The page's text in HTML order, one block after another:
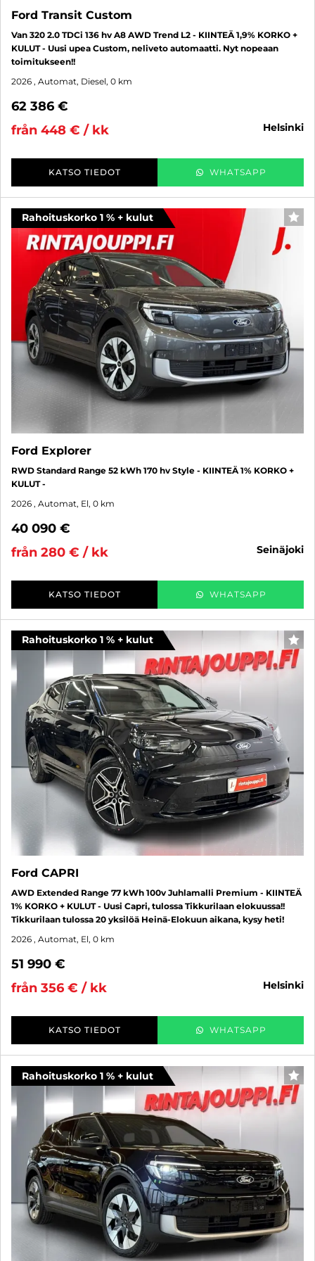
Ford Transit Custom
Van 320 2.0 TDCi 136 hv A8 AWD Trend L2 - KIINTEÄ 1,9% KORKO +
KULUT - Uusi upea Custom, neliveto automaatti. Nyt nopeaan
toimitukseen!!
2026 , Automat, Diesel, 0 km
62 386 €
från 448 € / kk
helsinki
KATSO TIEDOT WHATSAPP
Rahoituskorko 1 % + kulut
Ford Explorer
RWD Standard Range 52 kWh 170 hv Style - KIINTEÄ 1% KORKO +
KULUT -
2026 , Automat, El, 0 km
40 090 €
från 280 € / kk
seinäjoki
KATSO TIEDOT WHATSAPP
Rahoituskorko 1 % + kulut
Ford CAPRI
AWD Extended Range 77 kWh 100v Juhlamalli Premium - KIINTEÄ
1% KORKO + KULUT - Uusi Capri, tulossa Tikkurilaan elokuussa!!
Tikkurilaan tulossa 20 yksilöä Heinä-Elokuun aikana, kysy heti!
2026 , Automat, El, 0 km
51 990 €
från 356 € / kk
helsinki
KATSO TIEDOT WHATSAPP
Rahoituskorko 1 % + kulut